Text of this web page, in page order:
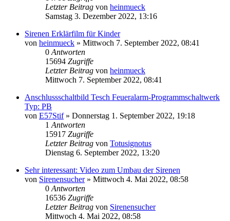
Letzter Beitrag von heinmueck
Samstag 3. Dezember 2022, 13:16
Sirenen Erklärfilm für Kinder
von heinmueck » Mittwoch 7. September 2022, 08:41
0 Antworten
15694 Zugriffe
Letzter Beitrag von heinmueck
Mittwoch 7. September 2022, 08:41
Anschlussschaltbild Tesch Feueralarm-Programmschaltwerk
Typ: PB
von E57Stif» Donnerstag 1. September 2022, 19:18
1 Antworten
15917 Zugriffe
Letzter Beitrag von Totusignotus
Dienstag 6. September 2022, 13:20
Sehr interessant: Video zum Umbau der Sirenen
von Sirenensucher» Mittwoch 4. Mai 2022, 08:58
0 Antworten
16536 Zugriffe
Letzter Beitrag von Sirenensucher
Mittwoch 4. Mai 2022, 08:58